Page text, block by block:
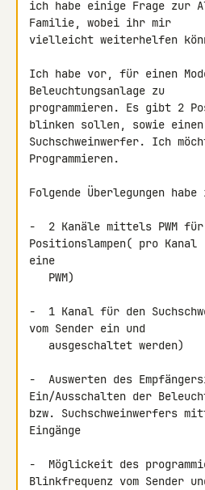
ich habe einige Frage zur
Familie, wobei ihr mir
vielleicht weiterhelfen
Ich habe vor, für einen
Beleuchtungsanlage zu
programmieren. Es gibt 2
blinken sollen, sowie einen
Suchschweinwerfer. Ich
Programmieren.
Folgende Überlegungen
-  2 Kanäle mittels PWM
Positionslampen( pro Kanal
eine
-  1 Kanal für den
vom Sender ein und
-  Auswerten des
Ein/Ausschalten der
bzw. Suchschweinwerfers
Eingänge
-  Möglickeit des
Blinkfrequenz vom Sender